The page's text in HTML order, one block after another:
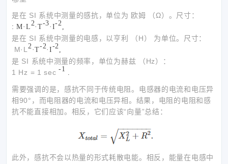
是在 SI 系统中测量的感抗，单位为 欧姆 （Ω）。尺寸：
: M·L2·T-3·I-2,
是在 SI 系统中测量的电感，以亨利 （H） 为单位。尺寸：
M·L 2·T-2·I-2,
是 SI 系统中测量的频率，单位为赫兹 （Hz）：
1 Hz = 1 sec-1 .
需要强调的是，感抗不同于传统电阻。电感器的电流和电压异
相90°，而电阻器的电流和电压异相。结果，电阻的电阻和感
抗不能直接相加。相反，它们应该“向量”总结：
此外，感抗不会以热量的形式耗散电能。相反，能量在电感中